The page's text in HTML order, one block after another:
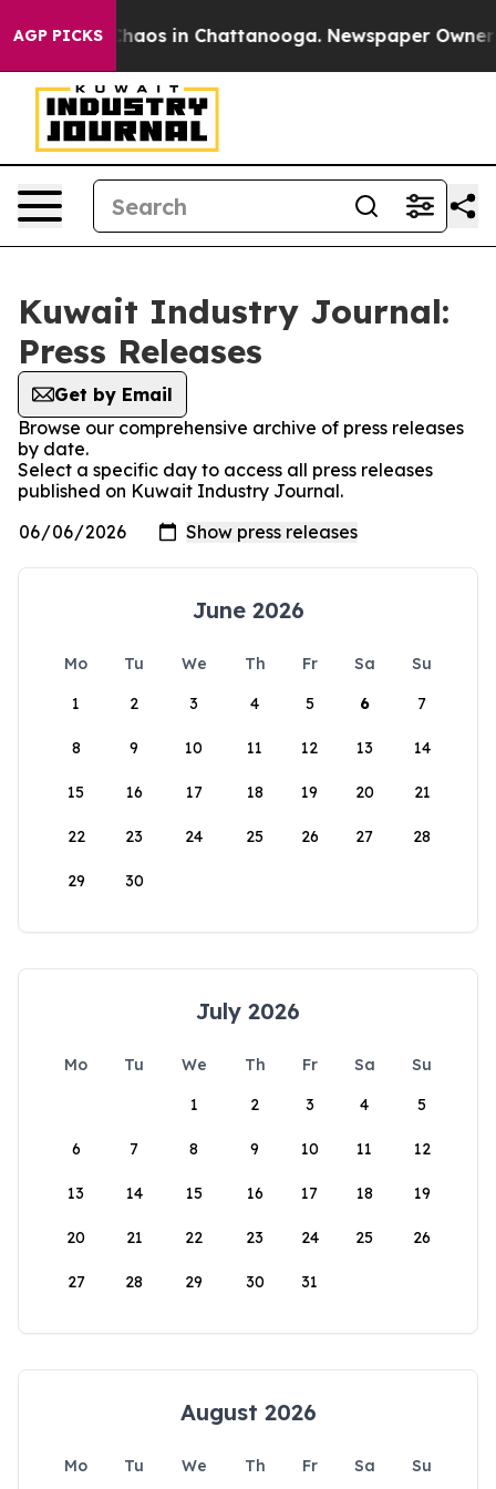
AGP PICKSChaos in Chattanooga. Newspaper Owner
Kuwait Industry Journal:
Press Releases
Get by Email
Browse our comprehensive archive of press releases
by date.
Select a specific day to access all press releases
published on Kuwait Industry Journal.
June 2026
Mo Tu We Th Fr Sa
Su
1
2 3 4 5 6 7
8 9 10 11 12 13 14
15 16 17 18 19 20 21
22 23 24 25 26 27 28
29 30
July 2026
Mo Tu We Th Fr Sa
Su
1
2 3 4 5
6 7 8 9 10 11 12
13 14 15 16 17 18 19
20 21 22 23 24 25 26
27 28 29 30 31
August 2026
Mo Tu We Th Fr Sa
Su